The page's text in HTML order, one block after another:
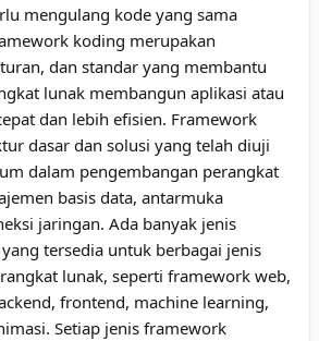
mengulang kode yang sama
koding merupakan
dan standar yang membantu
lunak membangun aplikasi atau
dan lebih efisien. Framework
dasar dan solusi yang telah diuji
dalam pengembangan perangkat
basis data, antarmuka
jaringan. Ada banyak jenis
tersedia untuk berbagai jenis
lunak, seperti framework web,
frontend, machine learning,
Setiap jenis framework